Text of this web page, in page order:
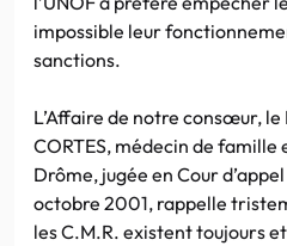
impossible leur
sanctions.
L’Affaire de notre consœur,
CORTES, médecin de famille
Drôme, jugée en Cour
octobre 2001, rappelle
les C.M.R. existent toujours